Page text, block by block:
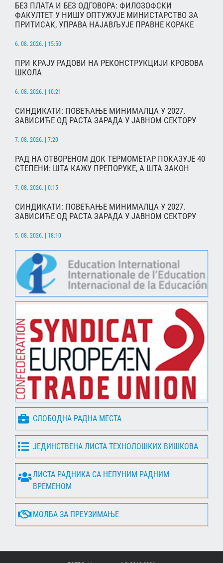
БЕЗ ПЛАТА И БЕЗ ОДГОВОРА: ФИЛОЗОФСКИ
ФАКУЛТЕТ У НИШУ ОПТУЖУЈЕ МИНИСТАРСТВО ЗА
ПРИТИСАК, УПРАВА НАЈАВЉУЈЕ ПРАВНЕ КОРАКЕ
6. 08. 2026. | 15:50
ПРИ КРАЈУ РАДОВИ НА РЕКОНСТРУКЦИЈИ КРОВОВА
ШКОЛА
6. 08. 2026. | 10:21
СИНДИКАТИ: ПОВЕЋАЊЕ МИНИМАЛЦА У 2027.
ЗАВИСИЋЕ ОД РАСТА ЗАРАДА У ЈАВНОМ СЕКТОРУ
7. 08. 2026. | 7:20
РАД НА ОТВОРЕНОМ ДОК ТЕРМОМЕТАР ПОКАЗУЈЕ 40
СТЕПЕНИ: ШТА КАЖУ ПРЕПОРУКЕ, А ШТА ЗАКОН
7. 08. 2026. | 0:15
СИНДИКАТИ: ПОВЕЋАЊЕ МИНИМАЛЦА У 2027.
ЗАВИСИЋЕ ОД РАСТА ЗАРАДА У ЈАВНОМ СЕКТОРУ
5. 08. 2026. | 18:10
СЛОБОДНА РАДНА МЕСТА
ЈЕДИНСТВЕНА ЛИСТА ТЕХНОЛОШКИХ ВИШКОВА
ЛИСТА РАДНИКА СА НЕПУНИМ РАДНИМ
ВРЕМЕНОМ
МОЛБА ЗА ПРЕУЗИМАЊЕ